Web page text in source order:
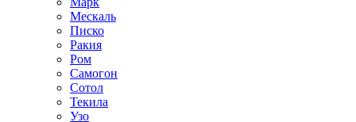
Мескаль
Писко
Ракия
Ром
Самогон
Сотол
Текила
Узо